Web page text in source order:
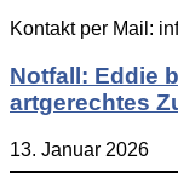
Kontakt per Mail:
Notfall: Eddie
artgerechtes
13. Januar 2026